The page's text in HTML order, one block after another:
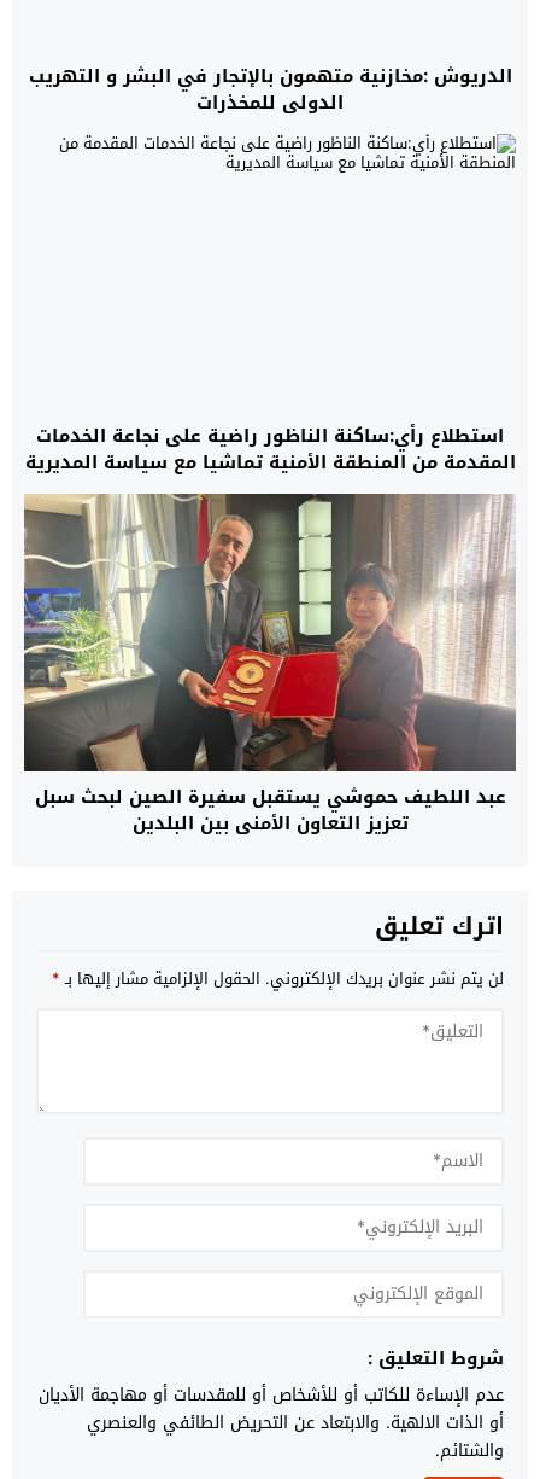
الدريوش :مخازنية متهمون بالإتجار في البشر و التهريب
الدولي للمخذرات
استطلاع رأي:ساكنة الناظور راضية على نجاعة الخدمات
المقدمة من المنطقة الأمنية تماشيا مع سياسة المديرية
عبد اللطيف حموشي يستقبل سفيرة الصين لبحث سبل
تعزيز التعاون الأمني بين البلدين
اترك تعليق
لن يتم نشر عنوان بريدك الإلكتروني. الحقول الإلزامية مشار إليها بـ*
شروط التعليق :
عدم الإساءة للكاتب أو للأشخاص أو للمقدسات أو مهاجمة الأديان
أو الذات الالهية. والابتعاد عن التحريض الطائفي والعنصري
والشتائم.